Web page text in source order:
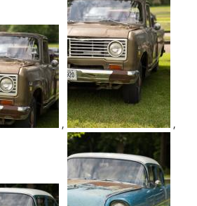
, ,